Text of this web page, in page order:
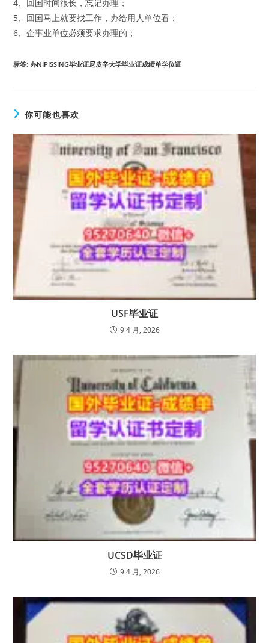
4、回国时间很长，忘记办理；
5、回国马上就要找工作，办给用人单位看；
6、企事业单位必须要求办理的；
标签: 办NIPISSING毕业证尼皮辛大学毕业证成绩单学位证
你可能也喜欢
USF毕业证
9 4 月, 2026
UCSD毕业证
9 4 月, 2026